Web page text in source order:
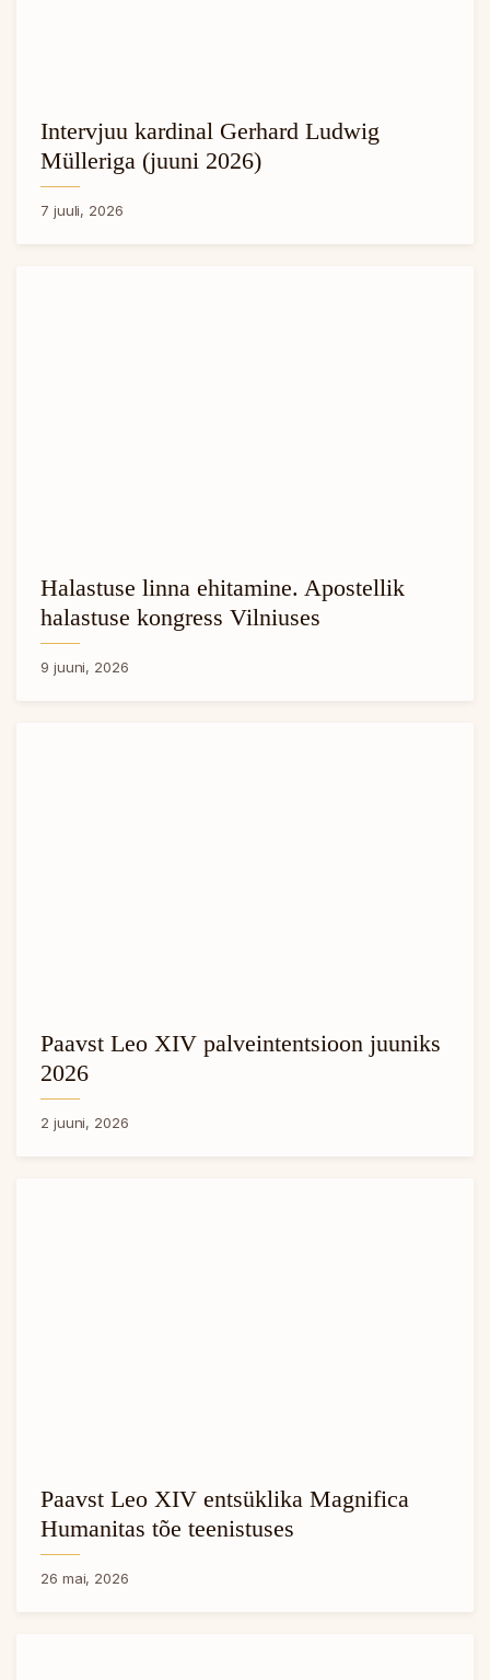
Intervjuu kardinal Gerhard Ludwig
Mülleriga (juuni 2026)
7 juuli, 2026
Halastuse linna ehitamine. Apostellik
halastuse kongress Vilniuses
9 juuni, 2026
Paavst Leo XIV palveintentsioon juuniks
2026
2 juuni, 2026
Paavst Leo XIV entsüklika Magnifica
Humanitas tõe teenistuses
26 mai, 2026